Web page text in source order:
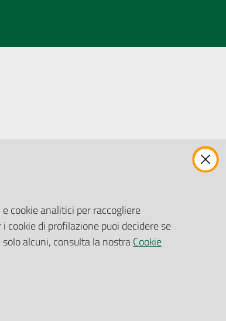
Gare e Appalti
Richiesta Patrocinio
cookie analitici per raccogliere
di profilazione puoi decidere se
alcuni, consulta la nostraCookie